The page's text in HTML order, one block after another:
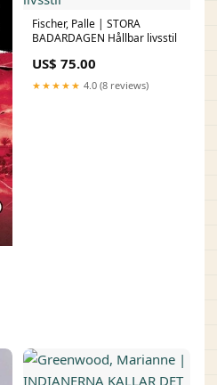
Fischer, Palle | STORA
BADARDAGEN Hållbar livsstil
US$ 75.00
★★★★★ 4.0 (8 reviews)